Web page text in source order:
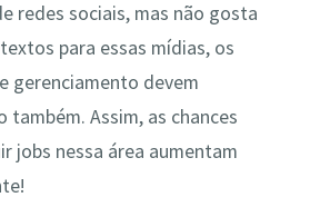
redes sociais, mas não gosta
para essas mídias, os
gerenciamento devem
também. Assim, as chances
jobs nessa área aumentam